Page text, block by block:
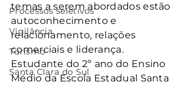
Processos seletivos
Vigilância
Turismo
Santa Clara do Sul
temas a serem abordados estão
autoconhecimento e
relacionamento, relações
comerciais e liderança.
Estudante do 2º ano do Ensino
Médio da Escola Estadual Santa